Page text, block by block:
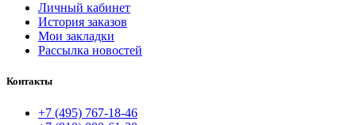
Личный кабинет
История заказов
Мои закладки
Рассылка новостей
Контакты
+7 (495) 767-18-46